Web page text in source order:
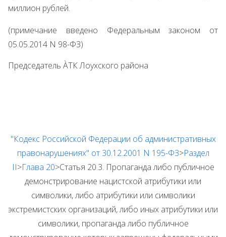
миллион рублей.
(примечание введено Федеральным законом от
05.05.2014 N 98-ФЗ)
Председатель ÀТК Лоухского района
"Кодекс Российской Федерации об административных
правонарушениях" от 30.12.2001 N 195-ФЗ>Раздел
II>Глава 20>Статья 20.3. Пропаганда либо публичное
демонстрирование нацистской атрибутики или
символики, либо атрибутики или символики
экстремистских организаций, либо иных атрибутики или
символики, пропаганда либо публичное